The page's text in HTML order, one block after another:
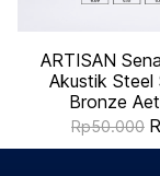
ARTISAN
Akustik Steel
Bronze
Rp50.000